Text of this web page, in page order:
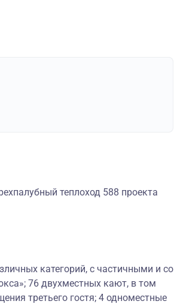
теплоход 588 проекта
категорий, с частичными и со
76 двухместных кают, в том
третьего гостя; 4 одноместные